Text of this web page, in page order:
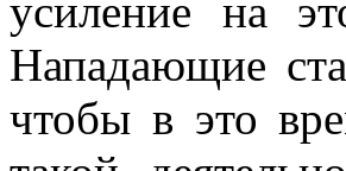
усиление на
Нападающие
чтобы в это